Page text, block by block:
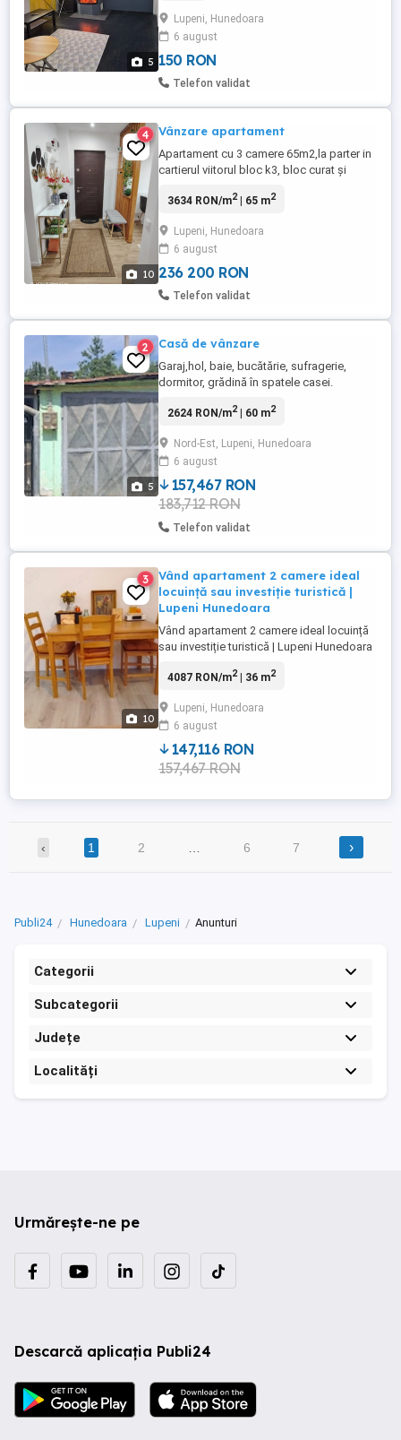
5
Lupeni, Hunedoara
6 august
150 RON
Telefon validat
10
4 Vânzare apartament
Apartament cu 3 camere 65m2,la parter in
cartierul viitorul bloc k3, bloc curat și
3634 RON/m2| 65 m2
Lupeni, Hunedoara
6 august
236 200 RON
Telefon validat
5
2 Casă de vânzare
Garaj,hol, baie, bucătărie, sufragerie,
dormitor, grădină în spatele casei.
2624 RON/m2| 60 m2
Nord-Est, Lupeni, Hunedoara
6 august
157,467 RON
183,712 RON
Telefon validat
10
3
Vând apartament 2 camere ideal
locuință sau investiție turistică |
Lupeni Hunedoara
Vând apartament 2 camere ideal locuință
sau investiție turistică | Lupeni Hunedoara
cochet cu 2 camere, situat la parter, cu o
termic, amplasat în zona centrală a
municipiului Lupeni, județul Hunedoara
una dintre ...
4087 RON/m2| 36 m2
Lupeni, Hunedoara
6 august
147,116 RON
157,467 RON
‹ 1 2 6 7 ›
Publi24 Hunedoara Lupeni Anunturi
Categorii
Subcategorii
Județe
Localități
Urmărește-ne pe
Descarcă aplicația Publi24